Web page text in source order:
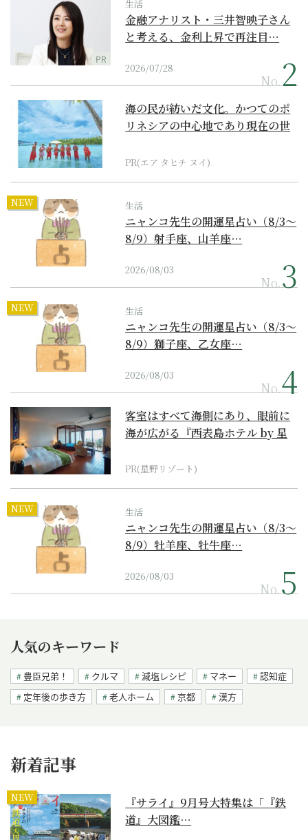
PR
生活
金融アナリスト・三井智映子さん
と考える、金利上昇で再注目…
2026/07/28
No.
海の民が紡いだ文化。かつてのポ
リネシアの中心地であり現在の世
PR(エア タヒチ ヌイ)
NEW 生活
ニャンコ先生の開運星占い（8/3～
8/9）射手座、山羊座…
2026/08/03
No.
NEW 生活
ニャンコ先生の開運星占い（8/3～
8/9）獅子座、乙女座…
2026/08/03
No.
客室はすべて海側にあり、眼前に
海が広がる『西表島ホテル by 星
PR(星野リゾート)
NEW 生活
ニャンコ先生の開運星占い（8/3～
8/9）牡羊座、牡牛座…
2026/08/03
No.
人気のキーワード
豊臣兄弟！ クルマ 減塩レシピ マネー
認知症
定年後の歩き方
老人ホーム 京都 漢方
新着記事
NEW
『サライ』9月号大特集は「『鉄
道』大図鑑…